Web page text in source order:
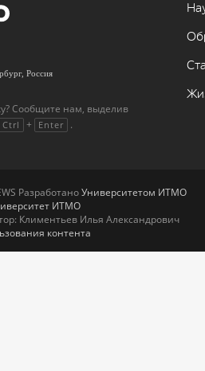
Россия
Сообщите нам, выделив
Ctrl + Enter .
РазработаноУниверситетом ИТМО
ИТМО
Климентьев Илья Александрович
контента